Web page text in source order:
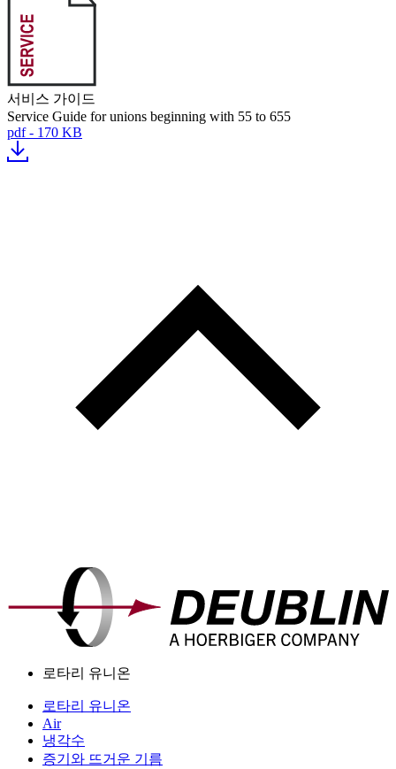
서비스 가이드
Service Guide for unions beginning with 55 to 655
pdf - 170 KB
로타리 유니온
로타리 유니온
Air
냉각수
증기와 뜨거운 기름